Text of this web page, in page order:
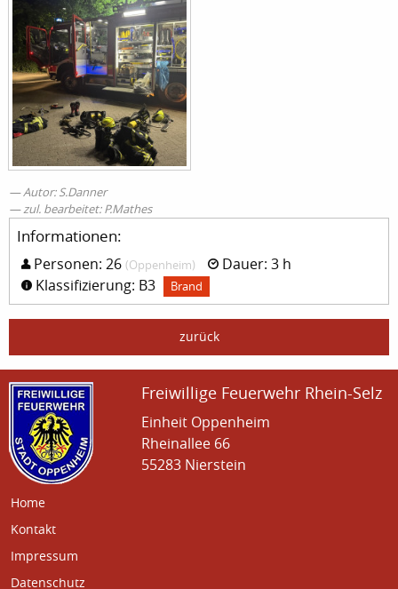
Autor: S.Danner
zul. bearbeitet: P.Mathes
Informationen:
Personen: 26 (Oppenheim)
Dauer: 3 h
Klassifizierung: B3
Brand
zurück
Freiwillige Feuerwehr Rhein-Selz
Einheit Oppenheim
Rheinallee 66
55283 Nierstein
Home
Kontakt
Impressum
Datenschutz